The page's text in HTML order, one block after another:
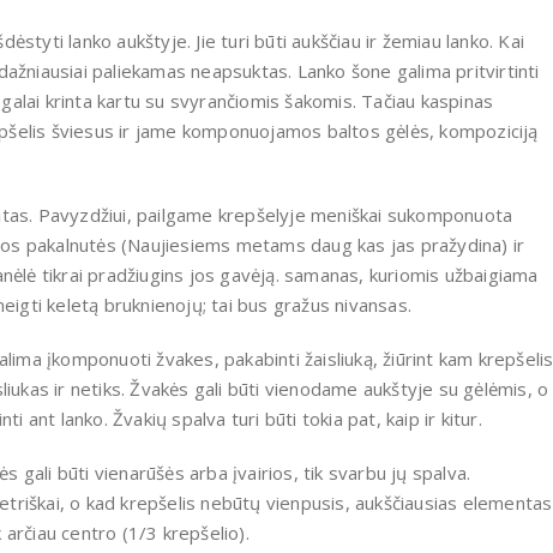
lanko aukštyje. Jie turi būti aukščiau ir žemiau lanko. Kai
paliekamas neapsuktas. Lanko šone galima pritvirtinti
krinta kartu su svyrančiomis šakomis. Tačiau kaspinas
šviesus ir jame komponuojamos baltos gėlės, kompoziciją
Pavyzdžiui, pailgame krepšelyje meniškai sukomponuota
pakalnutės (Naujiesiems metams daug kas jas pražydina) ir
tikrai pradžiugins jos gavėją. samanas, kuriomis užbaigiama
keletą bruknienojų; tai bus gražus nivansas.
įkomponuoti žvakes, pakabinti žaisliuką, žiūrint kam krepšelis
ir netiks. Žvakės gali būti vienodame aukštyje su gėlėmis, o
ant lanko. Žvakių spalva turi būti tokia pat, kaip ir kitur.
gali būti vienarūšės arba įvairios, tik svarbu jų spalva.
o kad krepšelis nebūtų vienpusis, aukščiausias elementas
centro (1/3 krepšelio).